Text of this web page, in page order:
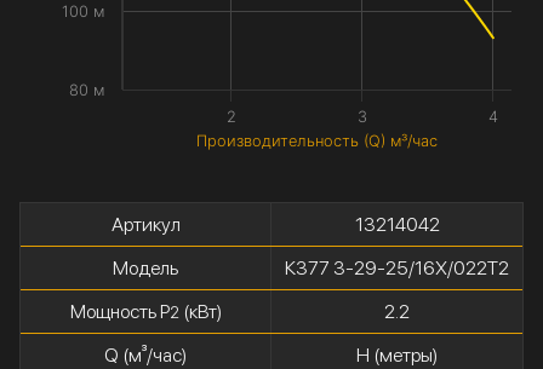
Производительность (Q) м³/час
2 3 4
80 м
100 м
Артикул
13214042
Модель
К377 3-29-25/16Х/022Т2
Мощность P2(кВт)
2.2
Q (м³/час)
H (метры)